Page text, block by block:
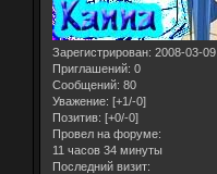
Зарегистрирован: 2008-03-09
Приглашений: 0
Сообщений: 80
Уважение: [+1/-0]
Позитив: [+0/-0]
Провел на форуме:
11 часов 34 минуты
Последний визит: